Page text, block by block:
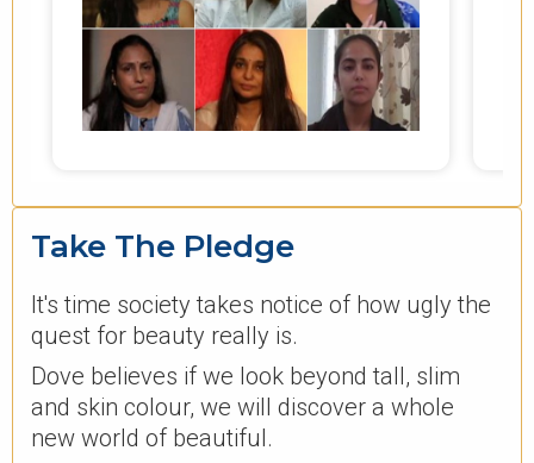
Take The Pledge
It's time society takes notice of how ugly the
quest for beauty really is.
Dove believes if we look beyond tall, slim
and skin colour, we will discover a whole
new world of beautiful.